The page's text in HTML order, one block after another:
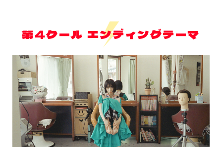
第4クール エンディングテーマ